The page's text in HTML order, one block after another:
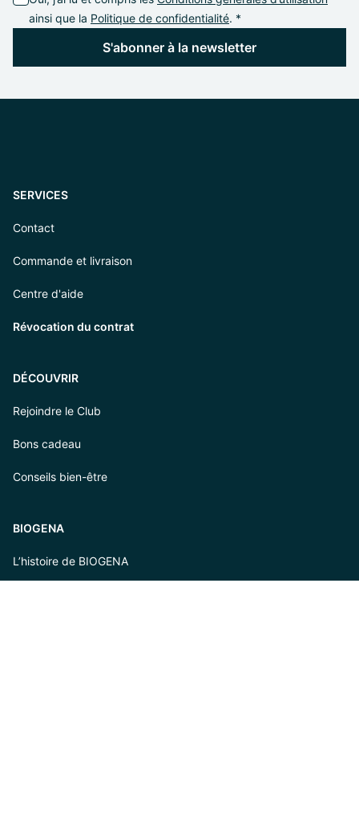
ainsi que la Politique de confidentialité. *
S'abonner à la newsletter
SERVICES
Contact
Commande et livraison
Centre d'aide
Révocation du contrat
DÉCOUVRIR
Rejoindre le Club
Bons cadeau
Conseils bien-être
BIOGENA
L’histoire de BIOGENA